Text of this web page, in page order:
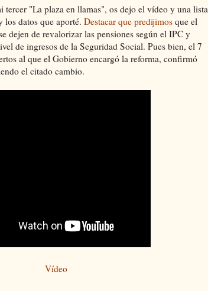
tercer "La plaza en llamas", os dejo el vídeo y una lista
los datos que aporté. Destacar que predijimos que el
dejen de revalorizar las pensiones según el IPC y
de ingresos de la Seguridad Social. Pues bien, el 7
al que el Gobierno encargó la reforma, confirmó
el citado cambio.
Vídeo